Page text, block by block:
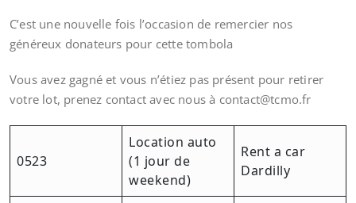
C’est une nouvelle fois l’occasion de remercier nos
généreux donateurs pour cette tombola
Vous avez gagné et vous n’étiez pas présent pour retirer
votre lot, prenez contact avec nous à contact@tcmo.fr
0523
Location auto
(1 jour de
weekend)
Rent a car
Dardilly